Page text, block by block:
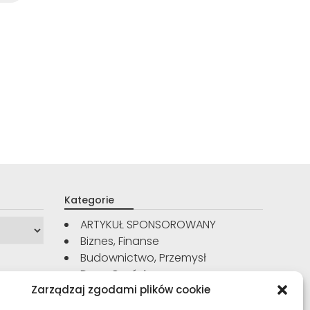
Zarządzaj zgodami plików cookie
Kategorie
ARTYKUŁ SPONSOROWANY
Biznes, Finanse
Budownictwo, Przemysł
Dom, Ogród
Edukacja, Rozrywka